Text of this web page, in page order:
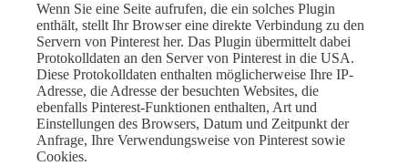
Wenn Sie eine Seite aufrufen, die ein solches Plugin
enthält, stellt Ihr Browser eine direkte Verbindung zu den
Servern von Pinterest her. Das Plugin übermittelt dabei
Protokolldaten an den Server von Pinterest in die USA.
Diese Protokolldaten enthalten möglicherweise Ihre IP-
Adresse, die Adresse der besuchten Websites, die
ebenfalls Pinterest-Funktionen enthalten, Art und
Einstellungen des Browsers, Datum und Zeitpunkt der
Anfrage, Ihre Verwendungsweise von Pinterest sowie
Cookies.